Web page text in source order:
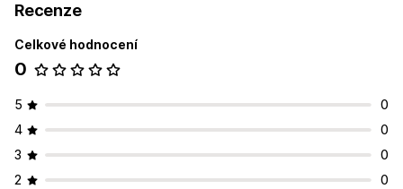
Recenze
Celkové hodnocení
0
5
0
4
0
3
0
2
0